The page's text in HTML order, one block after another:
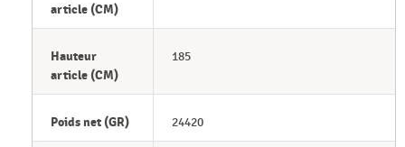
article (CM)
Hauteur
article (CM)
185
Poids net (GR) 24420